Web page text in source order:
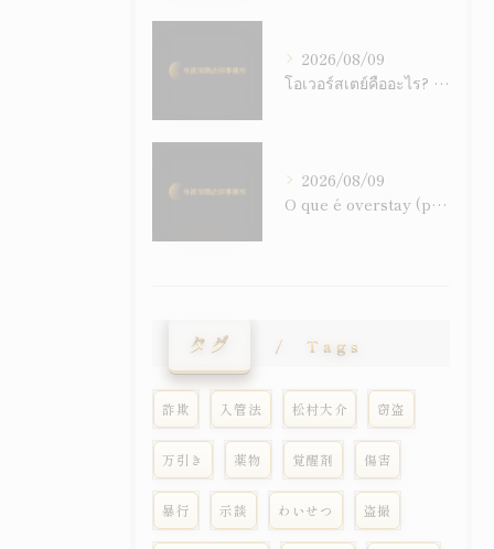
2026/08/09
โอเวอร์สเตย์คืออะไร? อธิบายความรับผิดทางอาญา การอนุญาตพำนักพิเศษ และระบบคำสั่งให้เดินทางออกนอกประเทศอย่างเข้าใจง่าย
2026/08/09
O que é overstay (permanência irregular)? Responsabilidade criminal, permissão especial de permanência e sistema de ordem de saída explicados de forma clara
タグ Tags
詐欺 入管法 松村大介 窃盗
万引き 薬物 覚醒剤 傷害
暴行 示談 わいせつ 盗撮